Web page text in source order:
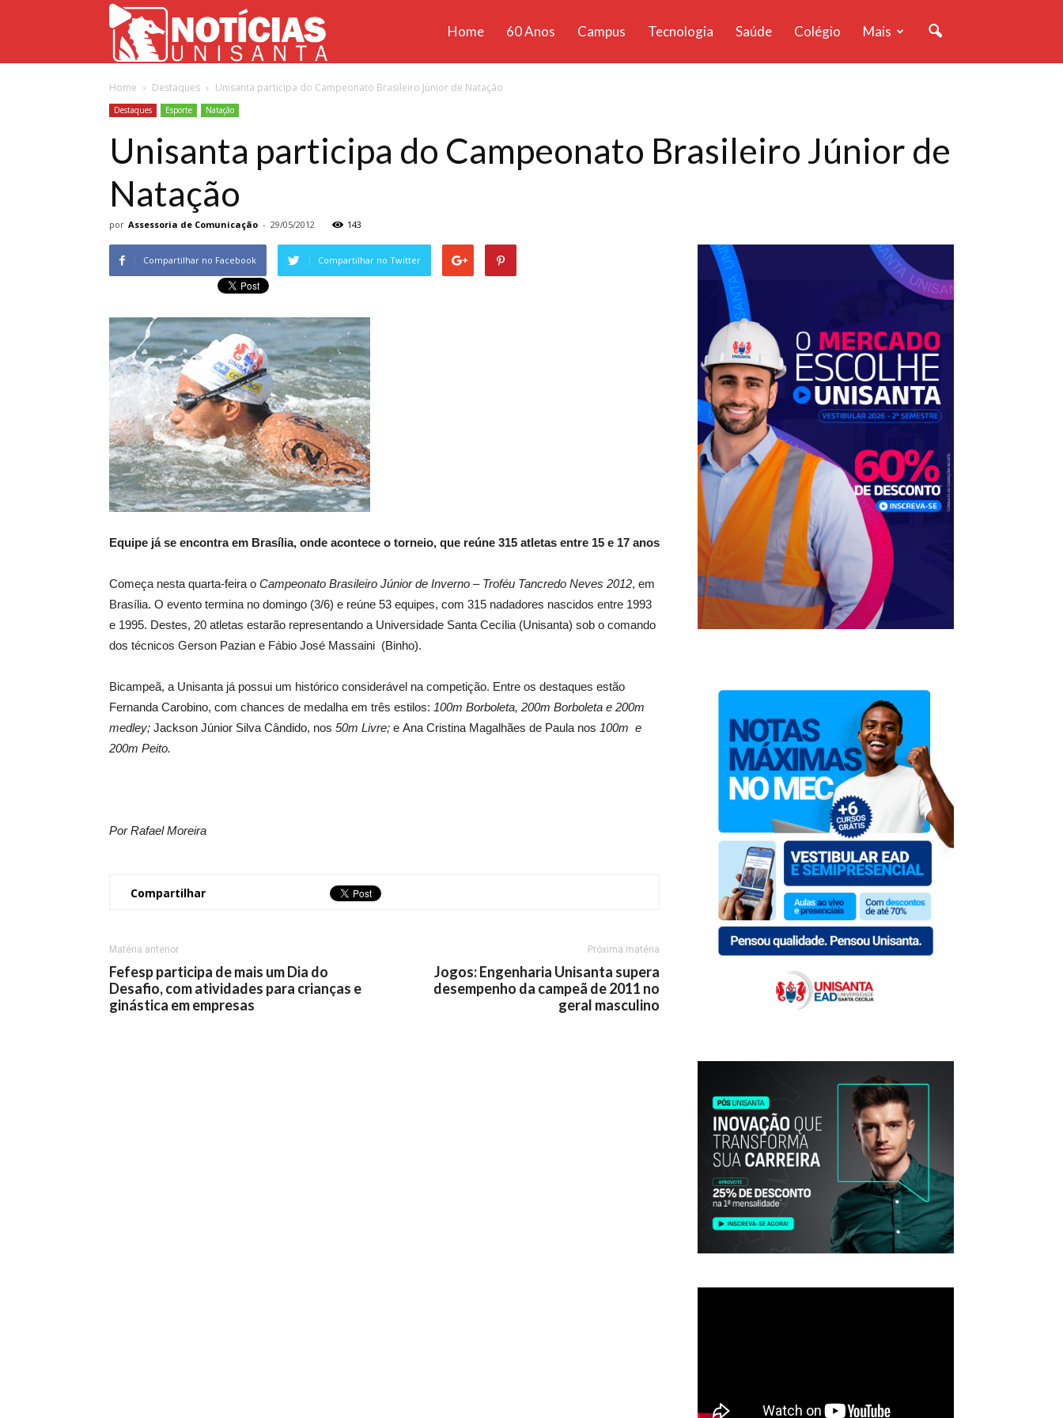
Unisanta
Home 60 Anos Campus Tecnologia Saúde Colégio Mais
Home Destaques Unisanta participa do Campeonato Brasileiro Júnior de Natação
Destaques Esporte Natação
Unisanta participa do Campeonato Brasileiro Júnior de
Natação
por Assessoria de Comunicação - 29/05/2012 143
Compartilhar no Facebook Compartilhar no Twitter
Equipe já se encontra em Brasília, onde acontece o torneio, que reúne 315 atletas entre 15 e 17 anos
Começa nesta quarta-feira o Campeonato Brasileiro Júnior de Inverno – Troféu Tancredo Neves 2012, em
Brasília. O evento termina no domingo (3/6) e reúne 53 equipes, com 315 nadadores nascidos entre 1993
e 1995. Destes, 20 atletas estarão representando a Universidade Santa Cecília (Unisanta) sob o comando
dos técnicos Gerson Pazian e Fábio José Massaini (Binho).
Bicampeã, a Unisanta já possui um histórico considerável na competição. Entre os destaques estão
Fernanda Carobino, com chances de medalha em três estilos: 100m Borboleta, 200m Borboleta e 200m
medley; Jackson Júnior Silva Cândido, nos 50m Livre; e Ana Cristina Magalhães de Paula nos 100m e
200m Peito.
Por Rafael Moreira
Compartilhar
Matéria anterior
Fefesp participa de mais um Dia do
Desafio, com atividades para crianças e
ginástica em empresas
Próxima matéria
Jogos: Engenharia Unisanta supera
desempenho da campeã de 2011 no
geral masculino